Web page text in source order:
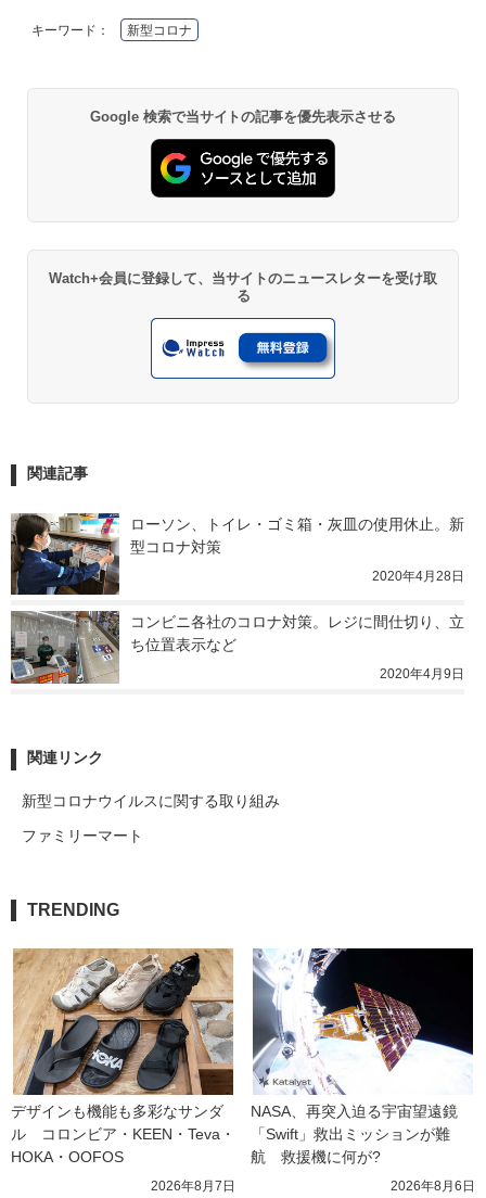
キーワード： 新型コロナ
Google 検索で当サイトの記事を優先表示させる
Watch+会員に登録して、当サイトのニュースレターを受け取
る
関連記事
ローソン、トイレ・ゴミ箱・灰皿の使用休止。新
型コロナ対策
2020年4月28日
コンビニ各社のコロナ対策。レジに間仕切り、立
ち位置表示など
2020年4月9日
関連リンク
新型コロナウイルスに関する取り組み
ファミリーマート
TRENDING
デザインも機能も多彩なサンダ
ル　コロンビア・KEEN・Teva・
HOKA・OOFOS
2026年8月7日
NASA、再突入迫る宇宙望遠鏡
「Swift」救出ミッションが難
航　救援機に何が?
2026年8月6日